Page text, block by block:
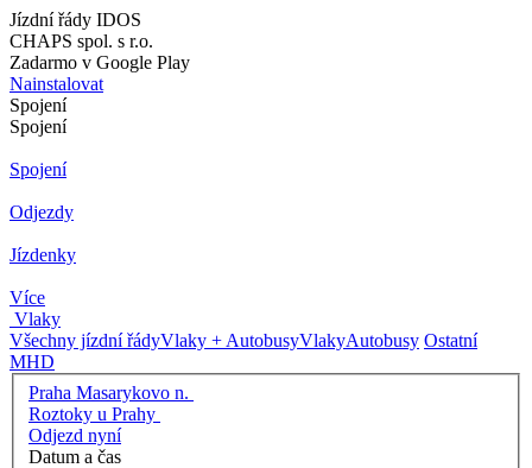
Jízdní řády IDOS
CHAPS spol. s r.o.
Zadarmo v Google Play
Nainstalovat
Spojení
Spojení
Spojení
Odjezdy
Jízdenky
Více
Vlaky
Všechny jízdní řádyVlaky + AutobusyVlakyAutobusy Ostatní
MHD
Praha Masarykovo n.
Roztoky u Prahy
Odjezd nyní
Datum a čas